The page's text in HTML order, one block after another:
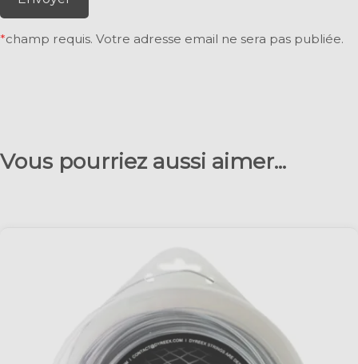
*champ requis. Votre adresse email ne sera pas publiée.
Vous pourriez aussi aimer...